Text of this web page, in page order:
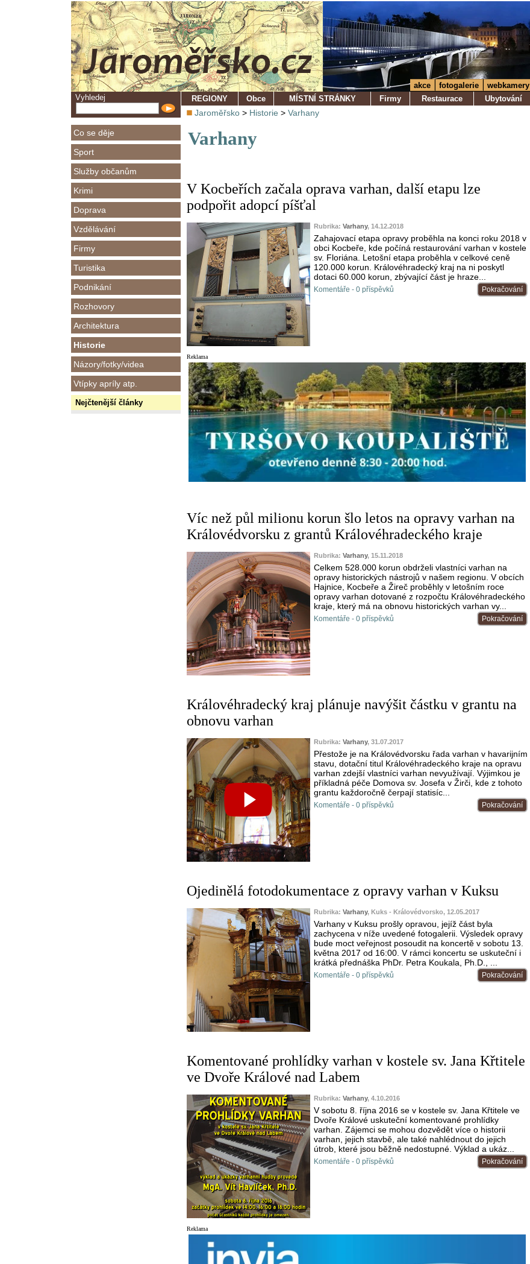
Vyhledej
Co se děje
Sport
Služby občanům
Krimi
Doprava
Vzdělávání
Firmy
Turistika
Podnikání
Rozhovory
Architektura
Historie
Názory/fotky/videa
Vtípky apríly atp.
Nejčtenější články
akce fotogalerie
webkamery
REGIONY
Obce MÍSTNÍ STRÁNKY Firmy Restaurace Ubytování
Jaroměřsko > Historie > Varhany
Varhany
V Kocbeřích začala oprava varhan, další etapu lze
podpořit adopcí píšťal
Rubrika: Varhany, 14.12.2018
Zahajovací etapa opravy proběhla na konci roku 2018 v
obci Kocbeře, kde počíná restaurování varhan v kostele
sv. Floriána. Letošní etapa proběhla v celkové ceně
120.000 korun. Královéhradecký kraj na ni poskytl
dotaci 60.000 korun, zbývající část je hraze...
Pokračování
Komentáře - 0 příspěvků
Reklama
Víc než půl milionu korun šlo letos na opravy varhan na
Královédvorsku z grantů Královéhradeckého kraje
Rubrika: Varhany, 15.11.2018
Celkem 528.000 korun obdrželi vlastníci varhan na
opravy historických nástrojů v našem regionu. V obcích
Hajnice, Kocbeře a Žireč proběhly v letošním roce
opravy varhan dotované z rozpočtu Královéhradeckého
kraje, který má na obnovu historických varhan vy...
Pokračování
Komentáře - 0 příspěvků
Královéhradecký kraj plánuje navýšit částku v grantu na
obnovu varhan
Rubrika: Varhany, 31.07.2017
Přestože je na Královédvorsku řada varhan v havarijním
stavu, dotační titul Královéhradeckého kraje na opravu
varhan zdejší vlastníci varhan nevyužívají. Výjimkou je
příkladná péče Domova sv. Josefa v Žirči, kde z tohoto
grantu každoročně čerpají statisíc...
Pokračování
Komentáře - 0 příspěvků
Ojedinělá fotodokumentace z opravy varhan v Kuksu
Rubrika: Varhany, Kuks - Královédvorsko, 12.05.2017
Varhany v Kuksu prošly opravou, jejíž část byla
zachycena v níže uvedené fotogalerii. Výsledek opravy
bude moct veřejnost posoudit na koncertě v sobotu 13.
května 2017 od 16:00. V rámci koncertu se uskuteční i
krátká přednáška PhDr. Petra Koukala, Ph.D., ...
Pokračování
Komentáře - 0 příspěvků
Komentované prohlídky varhan v kostele sv. Jana Křtitele
ve Dvoře Králové nad Labem
Rubrika: Varhany, 4.10.2016
V sobotu 8. října 2016 se v kostele sv. Jana Křtitele ve
Dvoře Králové uskuteční komentované prohlídky
varhan. Zájemci se mohou dozvědět více o historii
varhan, jejich stavbě, ale také nahlédnout do jejich
útrob, které jsou běžně nedostupné. Výklad a ukáz...
Pokračování
Komentáře - 0 příspěvků
Reklama